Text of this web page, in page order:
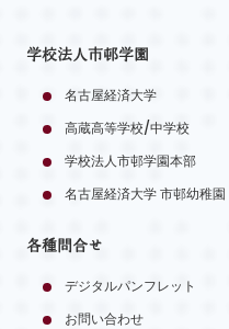
学校法人市邨学園
名古屋経済大学
高蔵高等学校/中学校
学校法人市邨学園本部
名古屋経済大学 市邨幼稚園
各種問合せ
デジタルパンフレット
お問い合わせ